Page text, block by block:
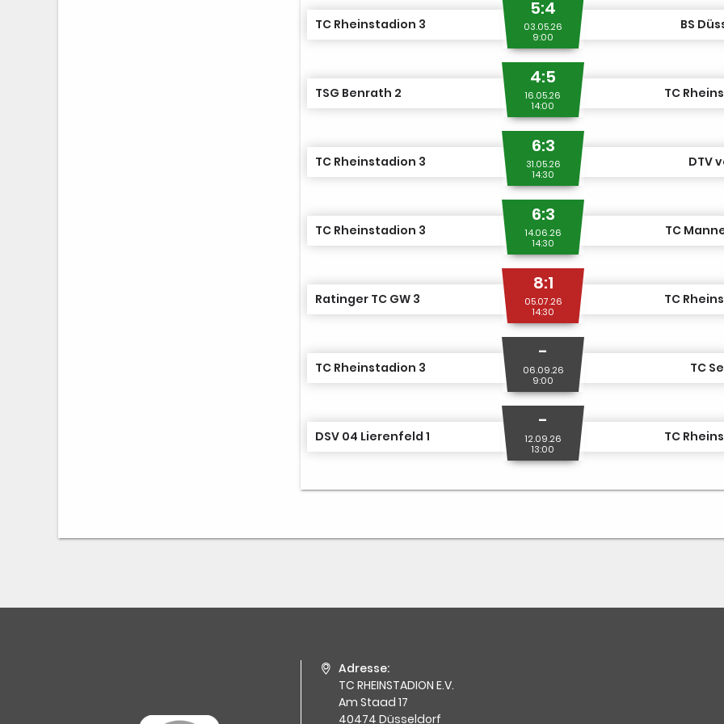
TC Rheinstadion 3
5:4
03.05.26
9:00
BS
TSG Benrath 2
4:5
16.05.26
14:00
TC
TC Rheinstadion 3
6:3
31.05.26
14:30
DTV
TC Rheinstadion 3
6:3
14.06.26
14:30
TC
Ratinger TC GW 3
8:1
05.07.26
14:30
TC
TC Rheinstadion 3
-
06.09.26
9:00
TC
DSV 04 Lierenfeld 1
-
12.09.26
13:00
TC
Adresse:
TC RHEINSTADION E.V.
Am Staad 17
40474 Düsseldorf